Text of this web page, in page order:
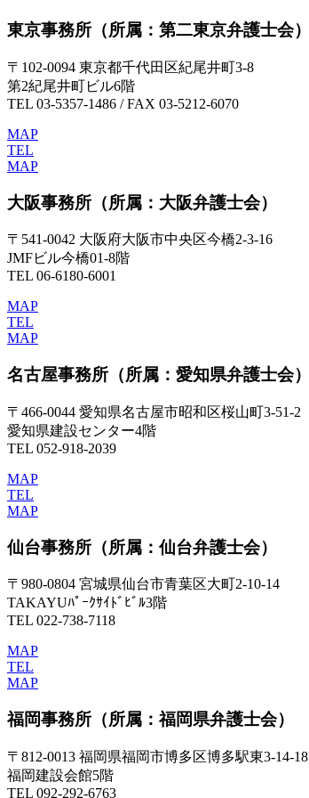
東京事務所 （所属：第二東京弁護士会）
〒102-0094 東京都千代田区紀尾井町3-8
第2紀尾井町ビル6階
TEL 03-5357-1486 / FAX 03-5212-6070
MAP
TEL
MAP
大阪事務所 （所属：大阪弁護士会）
〒541-0042 大阪府大阪市中央区今橋2-3-16
JMFビル今橋01-8階
TEL 06-6180-6001
MAP
TEL
MAP
名古屋事務所 （所属：愛知県弁護士会）
〒466-0044 愛知県名古屋市昭和区桜山町3-51-2
愛知県建設センター4階
TEL 052-918-2039
MAP
TEL
MAP
仙台事務所 （所属：仙台弁護士会）
〒980-0804 宮城県仙台市青葉区大町2-10-14
TAKAYUﾊﾟｰｸｻｲﾄﾞﾋﾞﾙ3階
TEL 022-738-7118
MAP
TEL
MAP
福岡事務所 （所属：福岡県弁護士会）
〒812-0013 福岡県福岡市博多区博多駅東3-14-18
福岡建設会館5階
TEL 092-292-6763